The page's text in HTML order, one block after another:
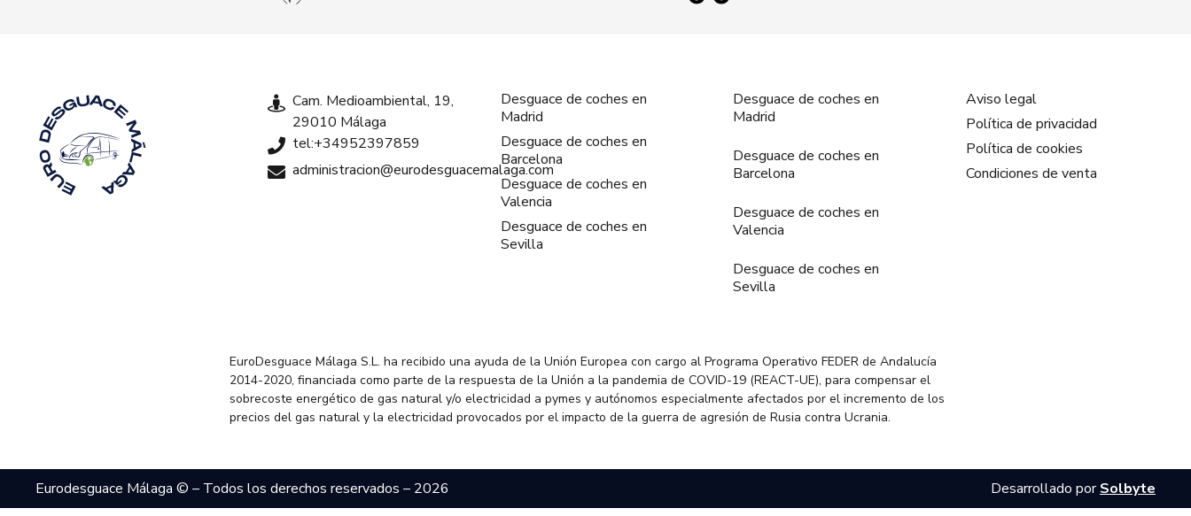
Cam. Medioambiental, 19,
29010 Málaga
tel:+34952397859
administracion@eurodesguacemalaga.com
Desguace de coches en
Madrid
Desguace de coches en
Barcelona
Desguace de coches en
Valencia
Desguace de coches en
Sevilla
Desguace de coches en
Madrid
Desguace de coches en
Barcelona
Desguace de coches en
Valencia
Desguace de coches en
Sevilla
Aviso legal
Política de privacidad
Política de cookies
Condiciones de venta
EuroDesguace Málaga S.L. ha recibido una ayuda de la Unión Europea con cargo al Programa Operativo FEDER de Andalucía
2014-2020, financiada como parte de la respuesta de la Unión a la pandemia de COVID-19 (REACT-UE), para compensar el
sobrecoste energético de gas natural y/o electricidad a pymes y autónomos especialmente afectados por el incremento de los
precios del gas natural y la electricidad provocados por el impacto de la guerra de agresión de Rusia contra Ucrania.
Eurodesguace Málaga © – Todos los derechos reservados – 2026 Desarrollado porSolbyte